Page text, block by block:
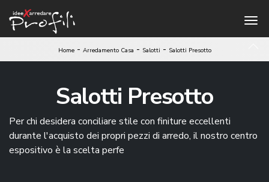
Home- Arredamento Casa - Salotti - Salotti Presotto
Salotti Presotto
Per chi desidera conciliare stile con finiture eccellenti
durante l'acquisto dei propri pezzi di arredo, il nostro centro
espositivo è la scelta perfe